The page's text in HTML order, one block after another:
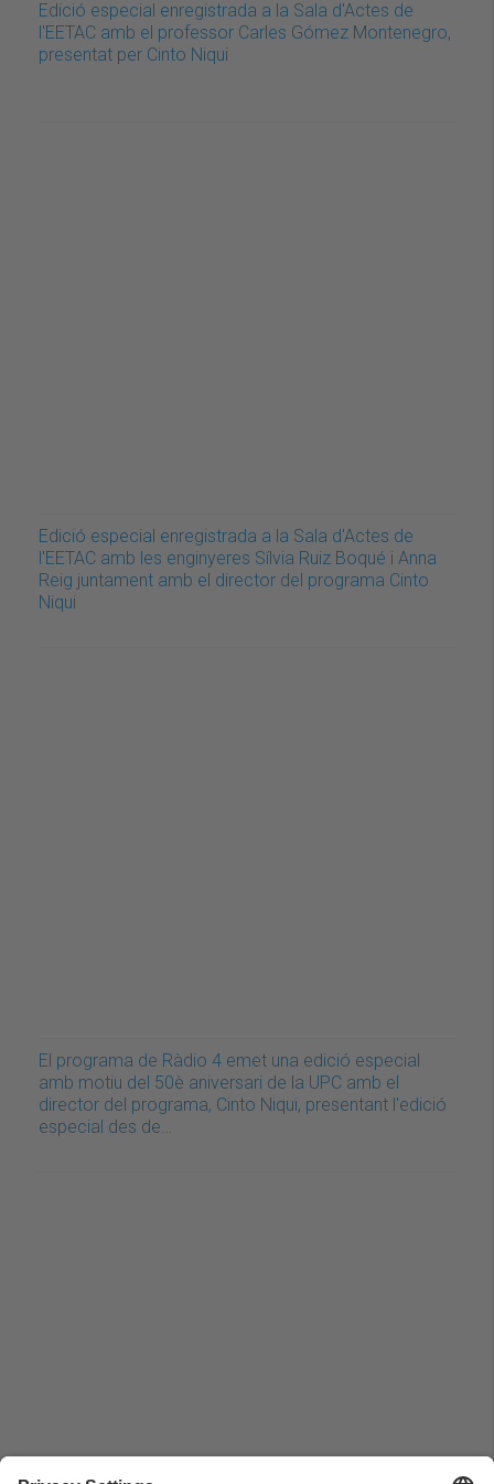
Edició especial enregistrada a la Sala d'Actes de
l'EETAC amb el professor Carles Gómez Montenegro,
presentat per Cinto Niqui
Edició especial enregistrada a la Sala d'Actes de
l'EETAC amb les enginyeres Sílvia Ruiz Boqué i Anna
Reig juntament amb el director del programa Cinto
Niqui
El programa de Ràdio 4 emet una edició especial
amb motiu del 50è aniversari de la UPC amb el
director del programa, Cinto Niqui, presentant l'edició
especial des de…